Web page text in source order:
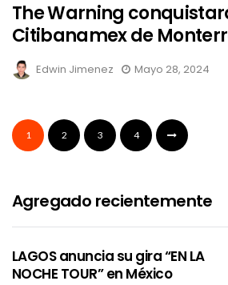
The Warning
Citibanamex de
Edwin Jimenez Mayo 28, 2024
1 2 3 4
Agregado recientemente
LAGOS anuncia su gira “EN LA
NOCHE TOUR” en México